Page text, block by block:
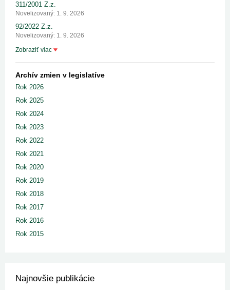
311/2001 Z.z.
Novelizovaný: 1. 9. 2026
92/2022 Z.z.
Novelizovaný: 1. 9. 2026
Zobraziť viac
Archív zmien v legislatíve
Rok 2026
Rok 2025
Rok 2024
Rok 2023
Rok 2022
Rok 2021
Rok 2020
Rok 2019
Rok 2018
Rok 2017
Rok 2016
Rok 2015
Najnovšie publikácie